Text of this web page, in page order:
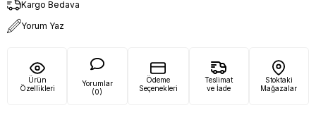
Kargo Bedava
Yorum Yaz
Ürün
Özellikleri
Yorumlar
(0)
Ödeme
Seçenekleri
Teslimat
ve İade
Stoktaki
Mağazalar